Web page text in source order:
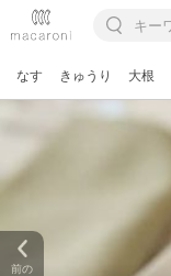
なす きゅうり 大根
前の